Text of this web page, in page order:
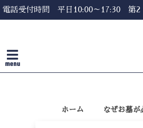
電話受付時間 平日10:00～17:30 第2
menu
ホーム なぜお墓が